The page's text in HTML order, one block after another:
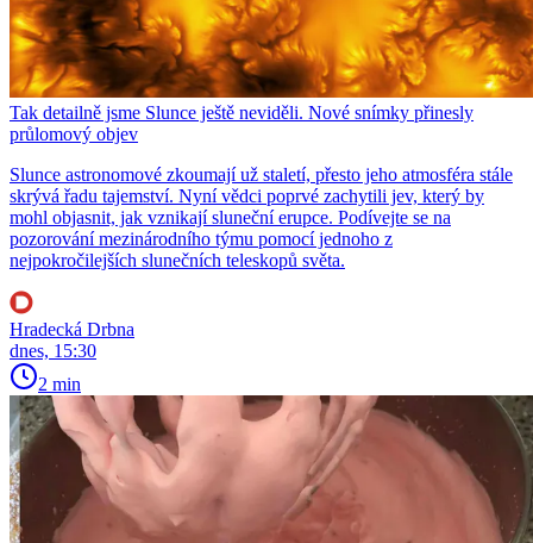
Tak detailně jsme Slunce ještě neviděli. Nové snímky přinesly
průlomový objev
Slunce astronomové zkoumají už staletí, přesto jeho atmosféra stále
skrývá řadu tajemství. Nyní vědci poprvé zachytili jev, který by
mohl objasnit, jak vznikají sluneční erupce. Podívejte se na
pozorování mezinárodního týmu pomocí jednoho z
nejpokročilejších slunečních teleskopů světa.
Hradecká Drbna
dnes, 15:30
2 min